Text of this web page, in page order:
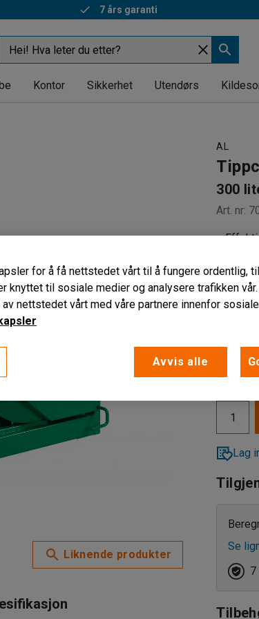
Rask levering
Kontor Sikkerhet Utendørs
Liknende produkter
AL
300
Art. nr:
Farge:
9
Lag
Se
7
for å få nettstedet vårt til å fungere ordentlig,
knyttet til sosiale medier og analysere trafikken
nettstedet vårt med våre partnere innenfor
Avvis alle